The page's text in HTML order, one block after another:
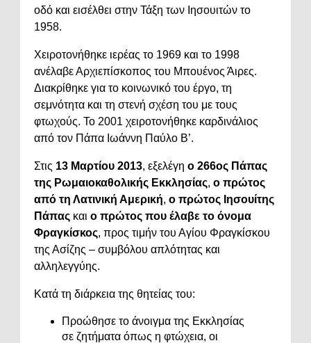
οδό και εισέλθει στην Τάξη των Ιησουιτών το
1958.
Χειροτονήθηκε ιερέας το 1969 και το 1998
ανέλαβε Αρχιεπίσκοπος του Μπουένος Άιρες.
Διακρίθηκε για το κοινωνικό του έργο, τη
σεμνότητα και τη στενή σχέση του με τους
φτωχούς. Το 2001 χειροτονήθηκε καρδινάλιος
από τον Πάπα Ιωάννη Παύλο Β’.
Στις 13 Μαρτίου 2013, εξελέγη ο 266ος Πάπας
της Ρωμαιοκαθολικής Εκκλησίας, ο πρώτος
από τη Λατινική Αμερική, ο πρώτος Ιησουίτης
Πάπας και ο πρώτος που έλαβε το όνομα
Φραγκίσκος, προς τιμήν του Αγίου Φραγκίσκου
της Ασίζης – συμβόλου απλότητας και
αλληλεγγύης.
Κατά τη διάρκεια της θητείας του:
Προώθησε το άνοιγμα της Εκκλησίας
σε ζητήματα όπως η φτώχεια, οι